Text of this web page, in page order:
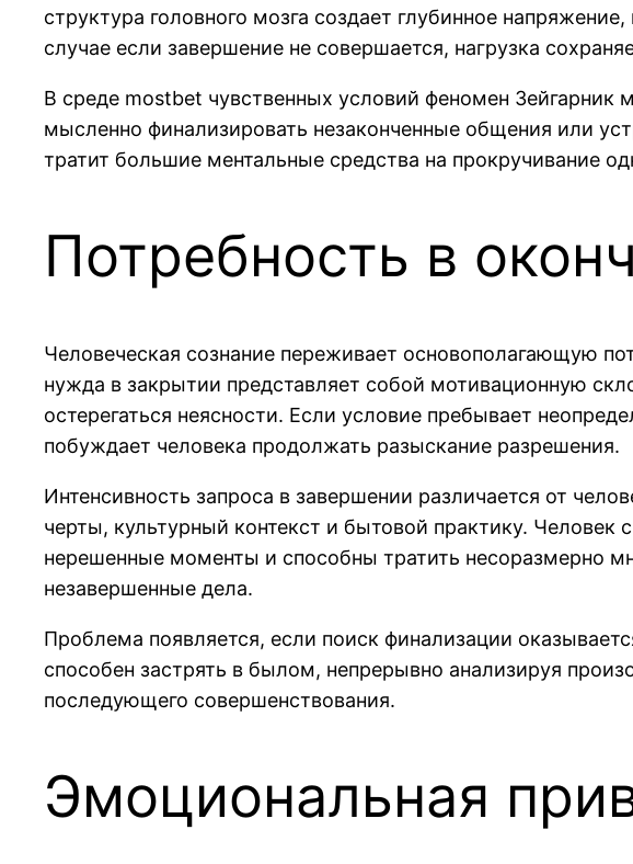
структура головного мозга создает глубинное
случае если завершение не совершается, нагрузка
В среде mostbet чувственных условий феномен
мысленно финализировать незаконченные общения или
тратит большие ментальные средства на прокручивание
Потребность в
Человеческая сознание переживает основополагающую
нужда в закрытии представляет собой мотивационную
остерегаться неясности. Если условие пребывает
побуждает человека продолжать разыскание разрешения.
Интенсивность запроса в завершении различается от
черты, культурный контекст и бытовой практику.
нерешенные моменты и способны тратить несоразмерно
незавершенные дела.
Проблема появляется, если поиск финализации
способен застрять в былом, непрерывно анализируя
последующего совершенствования.
Эмоциональная